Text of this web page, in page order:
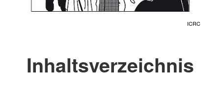
ICRC
Inhaltsverzeichnis